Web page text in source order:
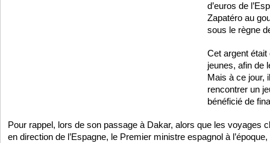
d’euros de
Zapatéro au
sous le règne
Cet argent
jeunes, afin de
Mais à ce jour,
rencontrer un
bénéficié de
Pour rappel, lors de son passage à Dakar, alors que les voyages
en direction de l’Espagne, le Premier ministre espagnol à